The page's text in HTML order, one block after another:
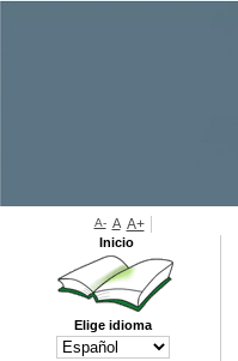
A- A A+
Inicio
Elige idioma